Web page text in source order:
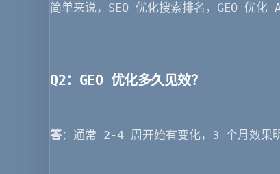
简单来说，SEO 优化搜索排名，GEO 优化
Q2：GEO 优化多久见效？
答：通常 2-4 周开始有变化，3 个月效果明